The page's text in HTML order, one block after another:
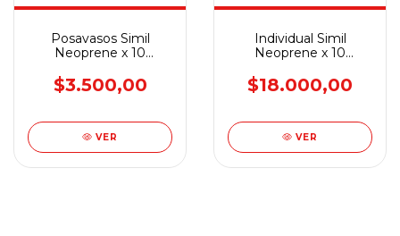
Posavasos Simil
Neoprene x 10
$3.500,00
VER
Individual Simil
Neoprene x 10
$18.000,00
VER